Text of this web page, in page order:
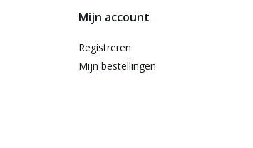
Mijn account
Registreren
Mijn bestellingen